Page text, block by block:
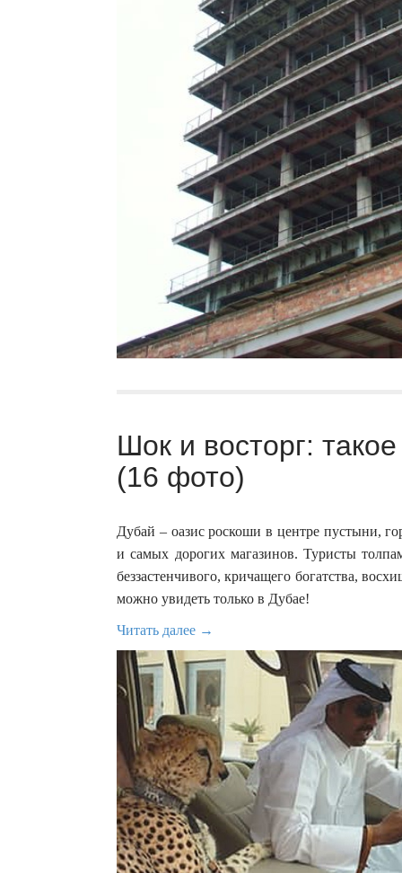
Шок и восторг:
(16 фото)
Дубай – оазис роскоши в центре пустыни,
и самых дорогих магазинов. Туристы
беззастенчивого, кричащего богатства,
можно увидеть только в Дубае!
Читать далее →